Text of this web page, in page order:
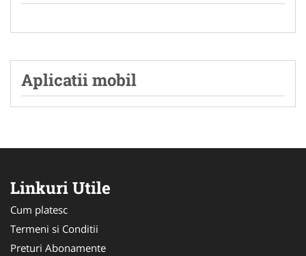
Aplicatii mobil
Linkuri Utile
Cum platesc
Termeni si Conditii
Preturi Abonamente